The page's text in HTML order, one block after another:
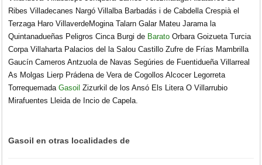
Ribes Villadecanes Nargó Villalba Barbadás i de Cabdella Crespià el
Terzaga Haro VillaverdeMogina Talarn Galar Mateu Jarama la
Quintanadueñas Peligros Cinca Burgi de Barato Orbara Goizueta Turcia
Corpa Villaharta Palacios del la Salou Castillo Zufre de Frías Mambrilla
Gaucín Cameros Antzuola de Navas Segúries de Fuentidueña Villarreal
As Molgas Lierp Prádena de Vera de Cogollos Alcocer Legorreta
TorrequemadaGasoil Zizurkil de los Ansó Els Litera O Villarrubio
Mirafuentes Lleida de Incio de Capela.
Gasoil en otras localidades de